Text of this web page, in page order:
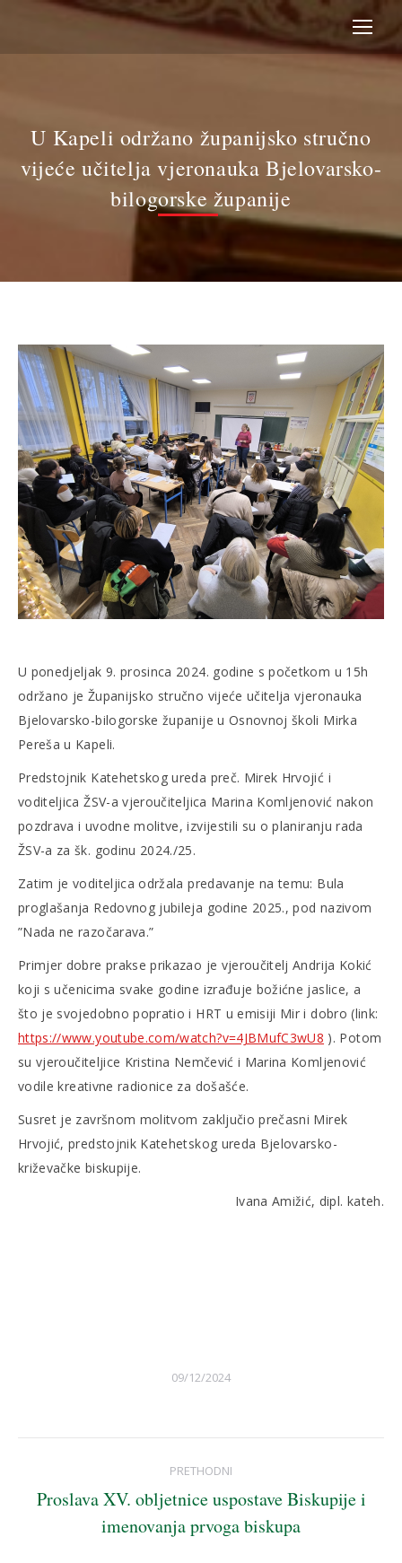
U Kapeli održano županijsko stručno
vijeće učitelja vjeronauka Bjelovarsko-
bilogorske županije
U ponedjeljak 9. prosinca 2024. godine s početkom u 15h
održano je Županijsko stručno vijeće učitelja vjeronauka
Bjelovarsko-bilogorske županije u Osnovnoj školi Mirka
Pereša u Kapeli.
Predstojnik Katehetskog ureda preč. Mirek Hrvojić i
voditeljica ŽSV-a vjeroučiteljica Marina Komljenović nakon
pozdrava i uvodne molitve, izvijestili su o planiranju rada
ŽSV-a za šk. godinu 2024./25.
Zatim je voditeljica održala predavanje na temu: Bula
proglašanja Redovnog jubileja godine 2025., pod nazivom
”Nada ne razočarava.”
Primjer dobre prakse prikazao je vjeroučitelj Andrija Kokić
koji s učenicima svake godine izrađuje božićne jaslice, a
što je svojedobno popratio i HRT u emisiji Mir i dobro (link:
https://www.youtube.com/watch?v=4JBMufC3wU8 ). Potom
su vjeroučiteljice Kristina Nemčević i Marina Komljenović
vodile kreativne radionice za došašće.
Susret je završnom molitvom zaključio prečasni Mirek
Hrvojić, predstojnik Katehetskog ureda Bjelovarsko-
križevačke biskupije.
Ivana Amižić, dipl. kateh.
09/12/2024
navigation
PRETHODNI
Previous
post:
Proslava XV. obljetnice uspostave Biskupije i
imenovanja prvoga biskupa